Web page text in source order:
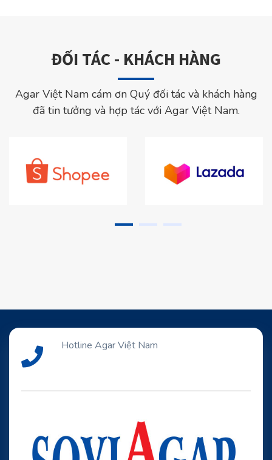
ĐỐI TÁC - KHÁCH HÀNG
Agar Việt Nam cám ơn Quý đối tác và khách hàng
đã tin tưởng và hợp tác với Agar Việt Nam.
Hotline Agar Việt Nam